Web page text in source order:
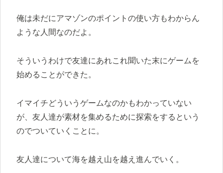
俺は未だにアマゾンのポイントの使い方もわからん
ような人間なのだよ。
そういうわけで友達にあれこれ聞いた末にゲームを
始めることができた。
イマイチどういうゲームなのかもわかっていない
が、友人達が素材を集めるために探索をするという
のでついていくことに。
友人達について海を越え山を越え進んでいく。